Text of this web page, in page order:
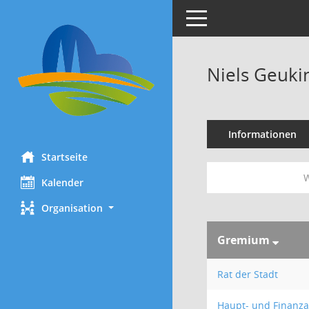
Startseite
Kalender
Organisation
Toggle navigation
Niels
Informationen
Gremium
Rat der Stadt
Haupt- und